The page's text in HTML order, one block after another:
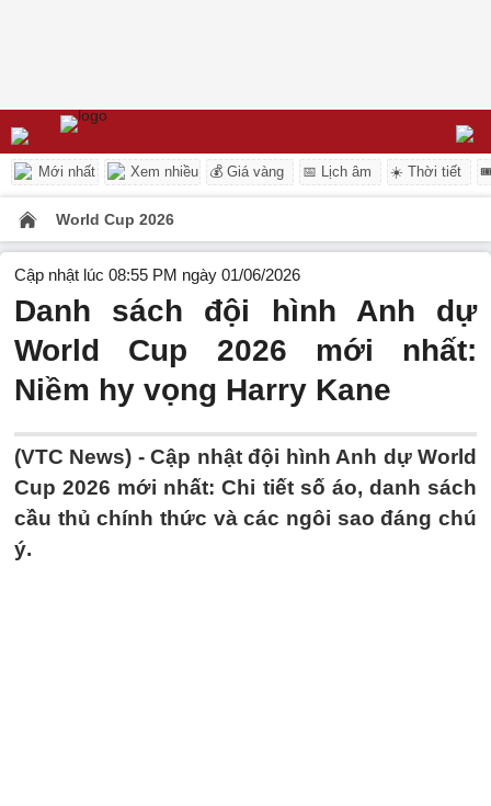
Mới nhất Xem nhiều 💰 Giá vàng 📅 Lịch âm ☀️ Thời tiết
World Cup 2026
Cập nhật lúc 08:55 PM ngày 01/06/2026
Danh sách đội hình Anh dự
World Cup 2026 mới nhất:
Niềm hy vọng Harry Kane
(VTC News) -Cập nhật đội hình Anh dự World
Cup 2026 mới nhất: Chi tiết số áo, danh sách
cầu thủ chính thức và các ngôi sao đáng chú
ý.